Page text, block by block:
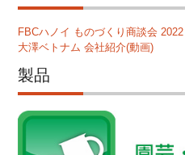
FBCハノイ ものづくり商談会 2022
大澤ベトナム 会社紹介(動画)
製品